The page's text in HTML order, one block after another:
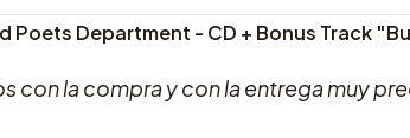
Poets Department - CD + Bonus Track
con la compra y con la entrega muy